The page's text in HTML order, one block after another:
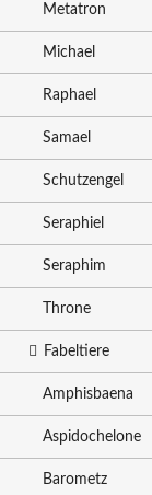
Metatron
Michael
Raphael
Samael
Schutzengel
Seraphiel
Seraphim
Throne
Fabeltiere
Amphisbaena
Aspidochelone
Barometz